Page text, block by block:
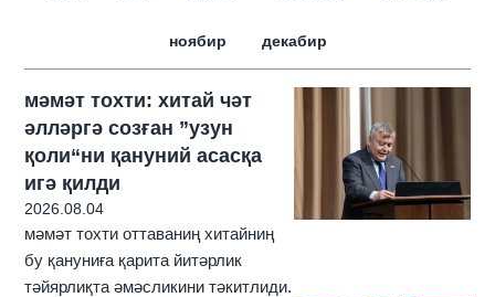
ноябир декабир
мәмәт тохти: хитай чәт
әлләргә созған ”узун
қоли“ни қануний асасқа
игә қилди
2026.08.04
мәмәт тохти оттаваниң хитайниң
бу қануниға қарита йитәрлик
тәйярлиқта әмәсликини тәкитлиди.